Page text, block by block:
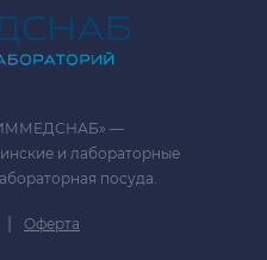
—
и лабораторные
посуда.
| Оферта